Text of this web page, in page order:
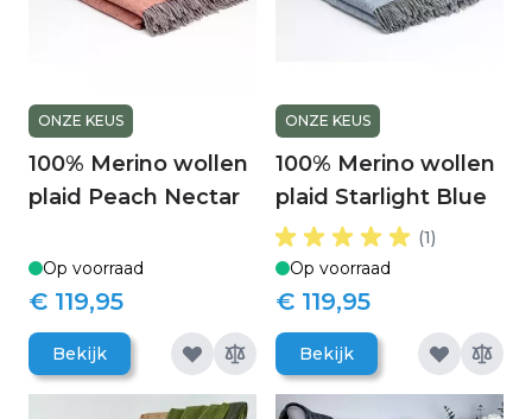
ONZE KEUS
100% Merino wollen
plaid Peach Nectar
Op voorraad
€ 119,95
Bekijk
ONZE KEUS
100% Merino wollen
plaid Starlight Blue
(1)
Op voorraad
€ 119,95
Bekijk